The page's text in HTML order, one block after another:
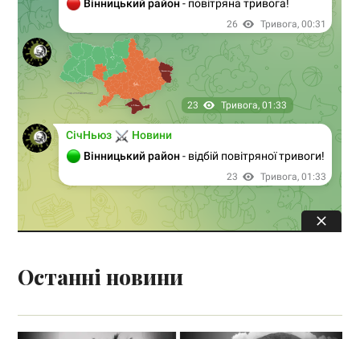
Останні новини